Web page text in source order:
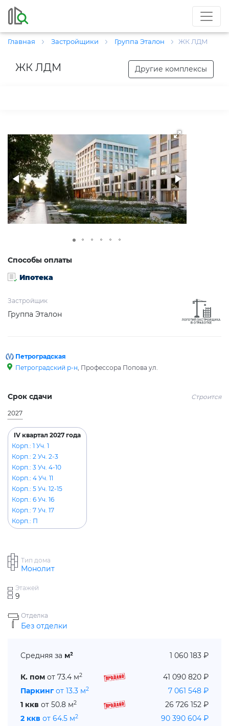
Главная Застройщики Группа Эталон ЖК ЛДМ
ЖК ЛДМ Другие комплексы
Способы оплаты
Ипотека
Застройщик
Группа Эталон
Петроградская
Петроградский р-н, Профессора Попова ул.
Срок сдачи Строится
2027
IV квартал 2027 года
Корп.: 1 Уч. 1
Корп.: 2 Уч. 2-3
Корп.: 3 Уч. 4-10
Корп.: 4 Уч. 11
Корп.: 5 Уч. 12-15
Корп.: 6 Уч. 16
Корп.: 7 Уч. 17
Корп.: П
Тип дома
Монолит
Этажей
9
Отделка
Без отделки
Средняя за м² 1 060 183 ₽
К. пом от 73.4 м2
41 090 820 ₽
Паркинг от 13.3 м2
7 061 548 ₽
1 ккв от 50.8 м2
26 726 152 ₽
2 ккв от 64.5 м2
90 390 604 ₽